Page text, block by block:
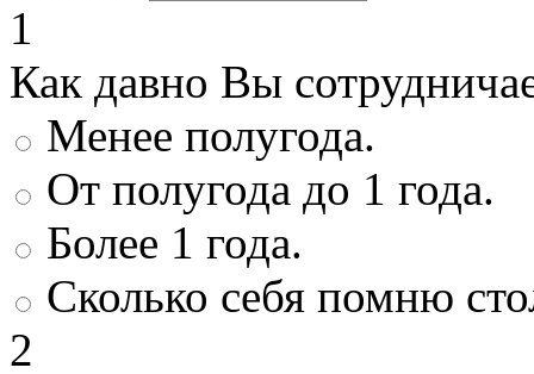
1
Как давно Вы
Менее полугода.
От полугода до 1 года.
Более 1 года.
Сколько себя помню
2